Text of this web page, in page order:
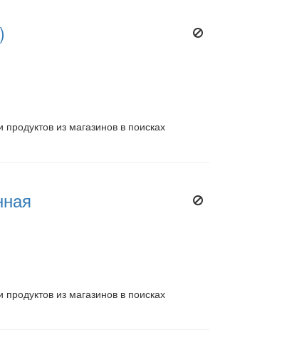
из магазинов в поисках
из магазинов в поисках